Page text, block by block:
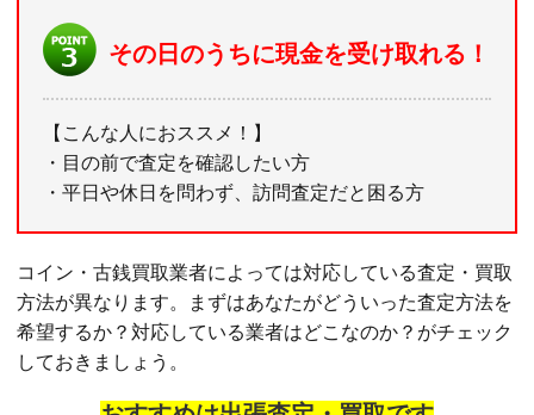
その日のうちに現金を受け取れる！
【こんな人におススメ！】
・目の前で査定を確認したい方
・平日や休日を問わず、訪問査定だと困る方
コイン・古銭買取業者によっては対応している査定・買取
方法が異なります。まずはあなたがどういった査定方法を
希望するか？対応している業者はどこなのか？がチェック
しておきましょう。